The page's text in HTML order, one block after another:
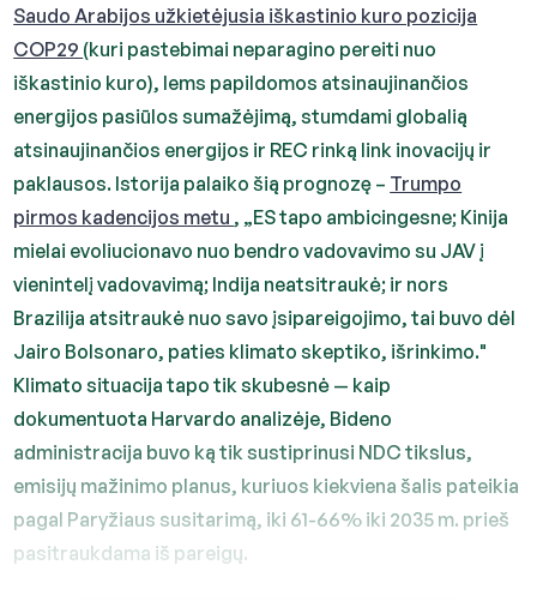
Saudo Arabijos užkietėjusia iškastinio kuro pozicija
COP29 (kuri pastebimai neparagino pereiti nuo
iškastinio kuro), lems papildomos atsinaujinančios
energijos pasiūlos sumažėjimą, stumdami globalią
atsinaujinančios energijos ir REC rinką link inovacijų ir
paklausos. Istorija palaiko šią prognozę – Trumpo
pirmos kadencijos metu , „ES tapo ambicingesne; Kinija
mielai evoliucionavo nuo bendro vadovavimo su JAV į
vienintelį vadovavimą; Indija neatsitraukė; ir nors
Brazilija atsitraukė nuo savo įsipareigojimo, tai buvo dėl
Jairo Bolsonaro, paties klimato skeptiko, išrinkimo."
Klimato situacija tapo tik skubesnė — kaip
dokumentuota Harvardo analizėje, Bideno
administracija buvo ką tik sustiprinusi NDC tikslus,
emisijų mažinimo planus, kuriuos kiekviena šalis pateikia
pagal Paryžiaus susitarimą, iki 61-66% iki 2035 m. prieš
pasitraukdama iš pareigų.